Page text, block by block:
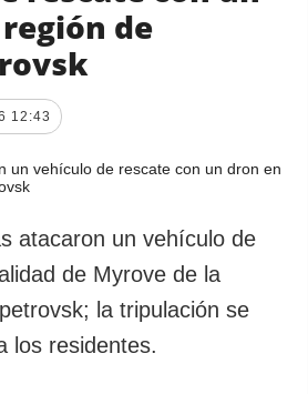
de
12:43
atacaron un vehículo de
de Myrove de la
la tripulación se
los residentes.